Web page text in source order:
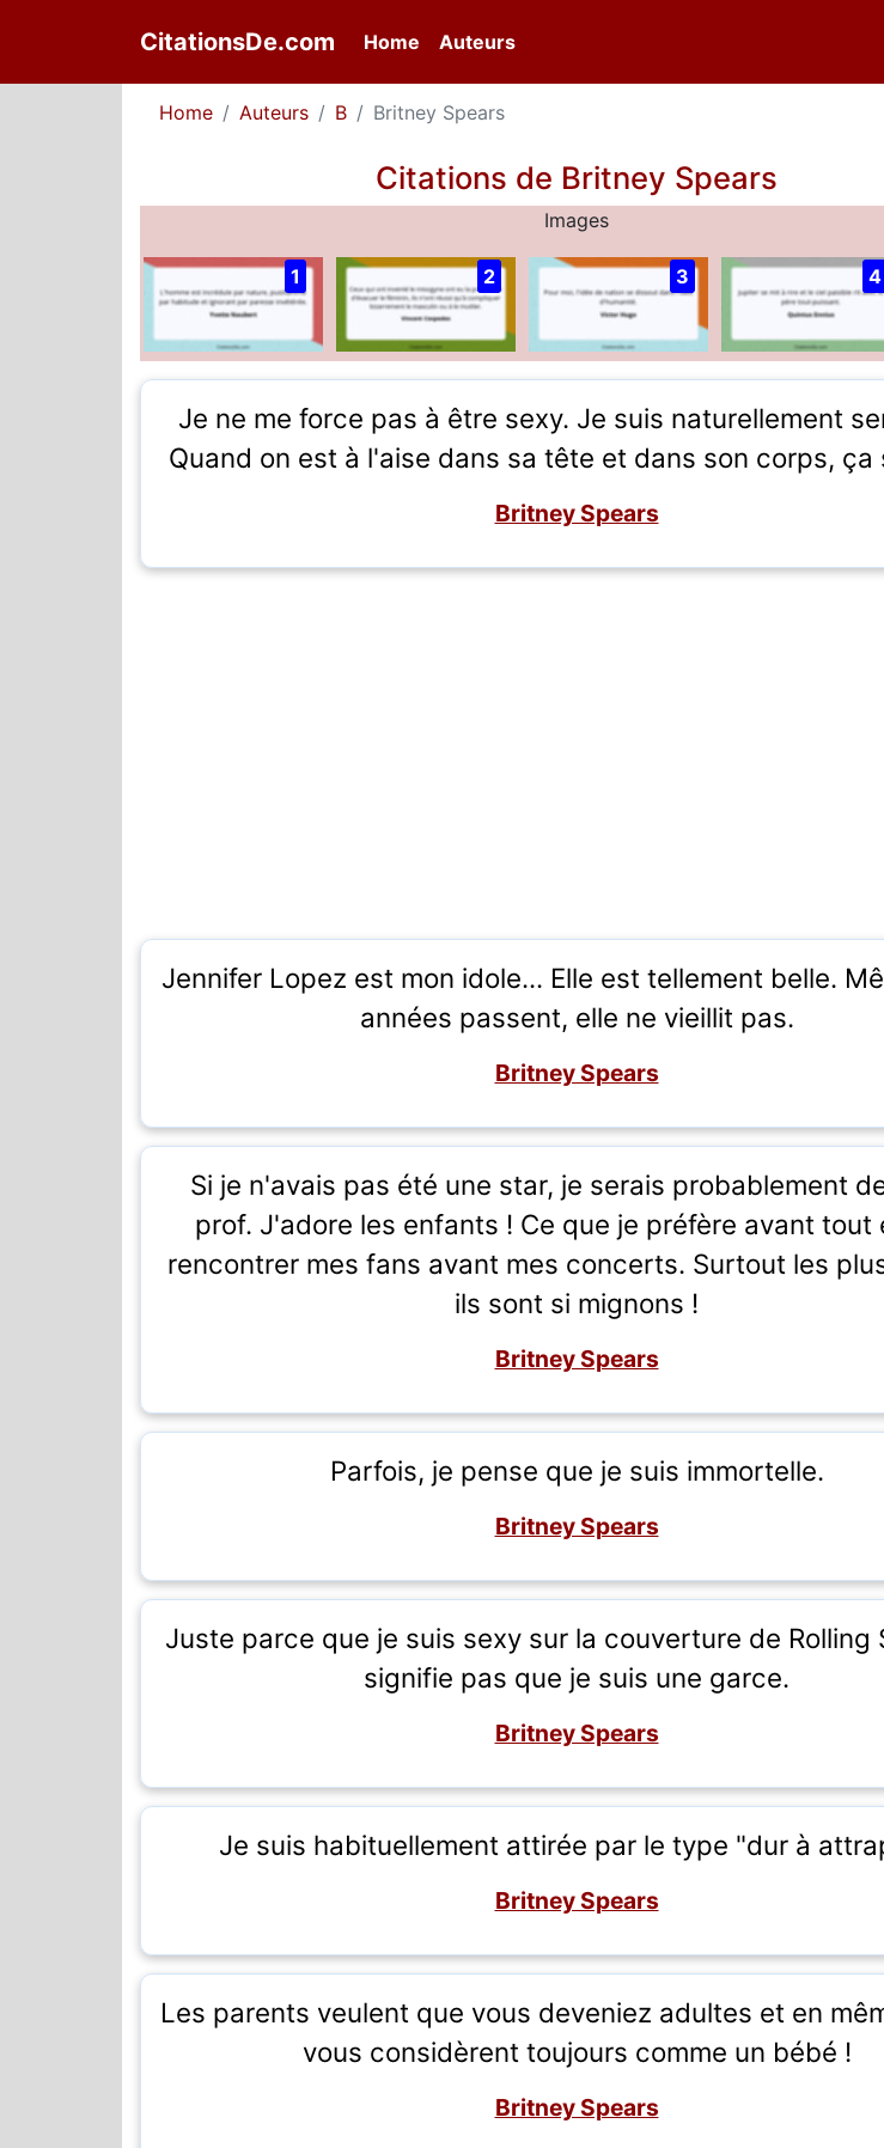
CitationsDe.com Home (current)
Auteurs
Home Auteurs B Britney Spears
Citations de Britney Spears
Images
1 2 3 4
Je ne me force pas à être sexy. Je suis naturellement
Quand on est à l'aise dans sa tête et dans son corps, ça
Britney Spears
Jennifer Lopez est mon idole... Elle est tellement belle.
années passent, elle ne vieillit pas.
Britney Spears
Si je n'avais pas été une star, je serais probablement
prof. J'adore les enfants ! Ce que je préfère avant tout
rencontrer mes fans avant mes concerts. Surtout les
ils sont si mignons !
Britney Spears
Parfois, je pense que je suis immortelle.
Britney Spears
Juste parce que je suis sexy sur la couverture de Rolling
signifie pas que je suis une garce.
Britney Spears
Je suis habituellement attirée par le type "dur à
Britney Spears
Les parents veulent que vous deveniez adultes et en
vous considèrent toujours comme un bébé !
Britney Spears